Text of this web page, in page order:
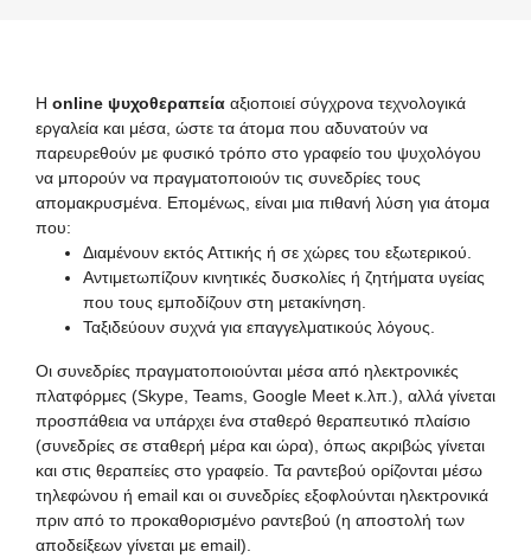
Η online ψυχοθεραπεία αξιοποιεί σύγχρονα τεχνολογικά
εργαλεία και μέσα, ώστε τα άτομα που αδυνατούν να
παρευρεθούν με φυσικό τρόπο στο γραφείο του ψυχολόγου
να μπορούν να πραγματοποιούν τις συνεδρίες τους
απομακρυσμένα. Επομένως, είναι μια πιθανή λύση για άτομα
που:
Διαμένουν εκτός Αττικής ή σε χώρες του εξωτερικού.
Αντιμετωπίζουν κινητικές δυσκολίες ή ζητήματα υγείας
που τους εμποδίζουν στη μετακίνηση.
Ταξιδεύουν συχνά για επαγγελματικούς λόγους.
Οι συνεδρίες πραγματοποιούνται μέσα από ηλεκτρονικές
πλατφόρμες (Skype, Teams, Google Meet κ.λπ.), αλλά γίνεται
προσπάθεια να υπάρχει ένα σταθερό θεραπευτικό πλαίσιο
(συνεδρίες σε σταθερή μέρα και ώρα), όπως ακριβώς γίνεται
και στις θεραπείες στο γραφείο. Τα ραντεβού ορίζονται μέσω
τηλεφώνου ή email και οι συνεδρίες εξοφλούνται ηλεκτρονικά
πριν από το προκαθορισμένο ραντεβού (η αποστολή των
αποδείξεων γίνεται με email).